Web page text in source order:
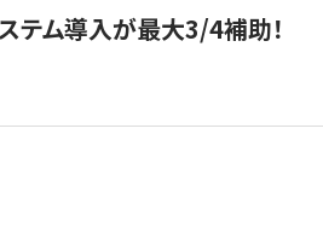
テム導入が最大3/4補助！